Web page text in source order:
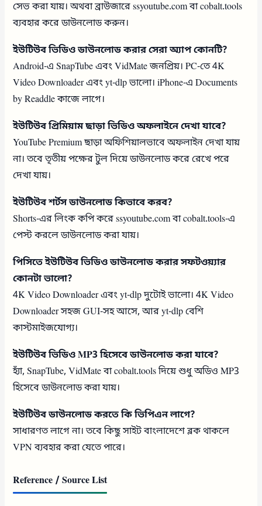
সেভ করা যায়। অথবা ব্রাউজারে ssyoutube.com বা cobalt.tools
ব্যবহার করে ডাউনলোড করুন।
ইউটিউব ভিডিও ডাউনলোড করার সেরা অ্যাপ কোনটি?
Android-এ SnapTube এবং VidMate জনপ্রিয়। PC-তে 4K
Video Downloader এবং yt-dlp ভালো। iPhone-এ Documents
by Readdle কাজে লাগে।
ইউটিউব প্রিমিয়াম ছাড়া ভিডিও অফলাইনে দেখা যাবে?
YouTube Premium ছাড়া অফিশিয়ালভাবে অফলাইন দেখা যায়
না। তবে তৃতীয় পক্ষের টুল দিয়ে ডাউনলোড করে রেখে পরে
দেখা যায়।
ইউটিউব শর্টস ডাউনলোড কিভাবে করব?
Shorts-এর লিংক কপি করে ssyoutube.com বা cobalt.tools-এ
পেস্ট করলে ডাউনলোড করা যায়।
পিসিতে ইউটিউব ভিডিও ডাউনলোড করার সফটওয়্যার
কোনটা ভালো?
4K Video Downloader এবং yt-dlp দুটোই ভালো। 4K Video
Downloader সহজ GUI-সহ আসে, আর yt-dlp বেশি
কাস্টমাইজযোগ্য।
ইউটিউব ভিডিও MP3 হিসেবে ডাউনলোড করা যাবে?
হ্যাঁ, SnapTube, VidMate বা cobalt.tools দিয়ে শুধু অডিও MP3
হিসেবে ডাউনলোড করা যায়।
ইউটিউব ডাউনলোড করতে কি ভিপিএন লাগে?
সাধারণত লাগে না। তবে কিছু সাইট বাংলাদেশে ব্লক থাকলে
VPN ব্যবহার করা যেতে পারে।
Reference / Source List